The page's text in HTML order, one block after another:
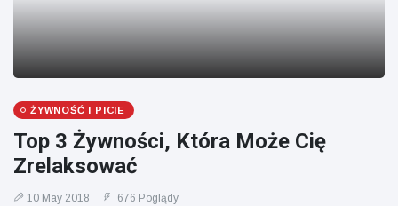
tapira
zoo od 14 lat
Mężczyzna z
Florydy
fajerwerków
z jadącego
samochodu
16 July
173
ŻYWNOŚĆ I PICIE
Top 3 Żywności, Która Może Cię
Zrelaksować
10 May 2018 676 Poglądy